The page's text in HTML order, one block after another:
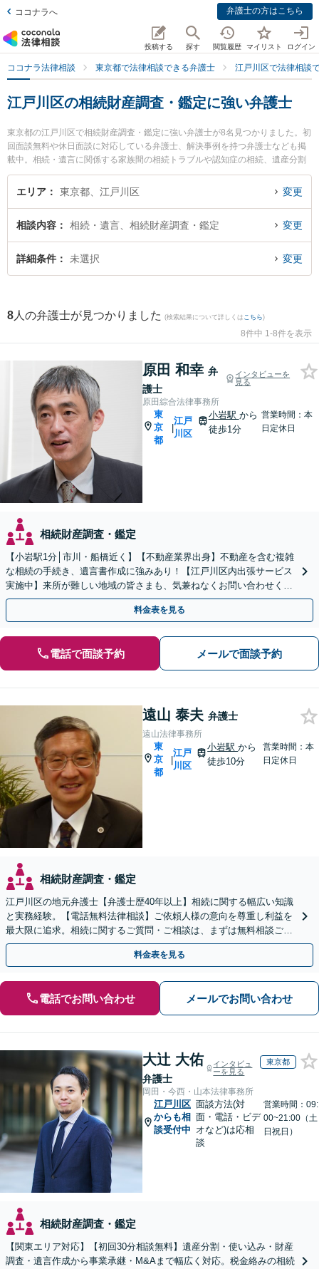
ココナラへ 弁護士の方はこちら
投稿する 探す 閲覧履歴 マイリスト ログイン
ココナラ法律相談 東京都で法律相談できる弁護士 江戸川区で法律相談
江戸川区の相続財産調査・鑑定に強い弁護士
東京都の江戸川区で相続財産調査・鑑定に強い弁護士が8名見つかりました。初
回面談無料や休日面談に対応している弁護士、解決事例を持つ弁護士なども掲
載中。相続・遺言に関係する家族間の相続トラブルや認知症の相続、遺産分割
等の細かな分野での絞り込み検索もでき便利です。特に原田綜合法律事務所の
原田 和幸弁護士や遠山法律事務所の遠山 泰夫弁護士、西葛西中央法律事務所の
ぐに弁護士に相談したい』『相続財産調査・鑑定のトラブル解決の実績豊富な
近くの弁護士を検索したい』『初回相談無料で相続財産調査・鑑定を法律相談
できる江戸川区内の弁護士に相談予約したい』などでお困りの相談者さんにお
エリア 東京都、江戸川区 変更
相談内容 相続・遺言、相続財産調査・鑑定 変更
詳細条件 未選択 変更
8 人の弁護士が見つかりました (検索結果について詳しくは こちら)
8件中 1-8件を表示
原田 和幸 弁
護士
インタビューを
見る
原田綜合法律事務所
東
京
都
|
江戸
川区
小岩駅 から
徒歩1分
営業時間：本
日定休日
相続財産調査・鑑定
【小岩駅1分│市川・船橋近く】【不動産業界出身】不動産を含む複雑
な相続の手続き、遺言書作成に強みあり！【江戸川区内出張サービス
実施中】来所が難しい地域の皆さまも、気兼ねなくお問い合わせくだ
さい【メディア出演】【早朝・夜間・休日対応可】
料金表を見る
電話で面談予約 メールで面談予約
遠山 泰夫 弁護士
遠山法律事務所
東
京
都
|
江戸
川区
小岩駅から
徒歩10分
営業時間：本
日定休日
相続財産調査・鑑定
江戸川区の地元弁護士【弁護士歴40年以上】相続に関する幅広い知識
と実務経験。【電話無料法律相談】ご依頼人様の意向を尊重し利益を
最大限に追求。相続に関するご質問・ご相談は、まずは無料相談ご利
用下さい。【JR小岩駅徒歩12分・駐車場完備】
料金表を見る
電話でお問い合わせ メールでお問い合わせ
大辻 大佑
弁護士
インタビュ
ーを見る
東京都
岡田・今西・山本法律事務所
江戸川区
からも相
談受付中
面談方法(対
面・電話・ビデ
オなど)は応相
談
営業時間：09:
00~21:00（土
日祝日）
相続財産調査・鑑定
【関東エリア対応】【初回30分相談無料】遺産分割・使い込み・財産
調査・遺言作成から事業承継・M&Aまで幅広く対応。税金絡みの相続